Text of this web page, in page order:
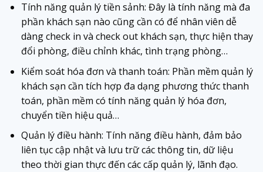
Tính năng quản lý tiền sảnh: Đây là tính năng mà đa
phần khách sạn nào cũng cần có để nhân viên dễ
dàng check in và check out khách sạn, thực hiện thay
đổi phòng, điều chỉnh khác, tình trạng phòng…
Kiểm soát hóa đơn và thanh toán: Phần mềm quản lý
khách sạn cần tích hợp đa dạng phương thức thanh
toán, phần mềm có tính năng quản lý hóa đơn,
chuyển tiền hiệu quả…
Quản lý điều hành: Tính năng điều hành, đảm bảo
liên tục cập nhật và lưu trữ các thông tin, dữ liệu
theo thời gian thực đến các cấp quản lý, lãnh đạo.